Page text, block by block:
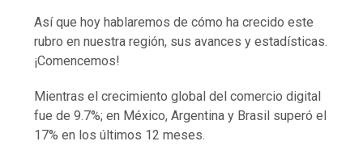
Así que hoy hablaremos de cómo ha crecido este
rubro en nuestra región, sus avances y estadísticas.
¡Comencemos!
Mientras el crecimiento global del comercio digital
fue de 9.7%; en México, Argentina y Brasil superó el
17% en los últimos 12 meses.